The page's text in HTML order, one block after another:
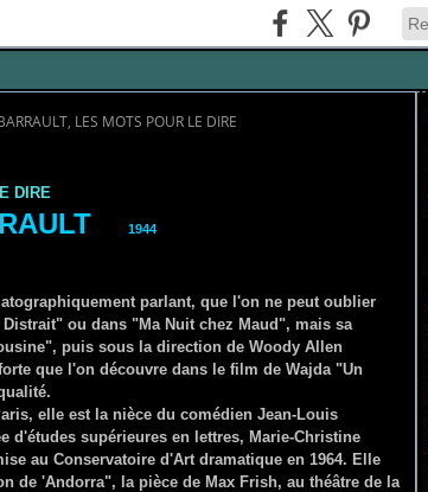
LES MOTS POUR LE DIRE
DIRE
1944
parlant, que l'on ne peut oublier
ou dans "Ma Nuit chez Maud", mais sa
puis sous la direction de Woody Allen
que l'on découvre dans le film de Wajda "Un
elle est la nièce du comédien Jean-Louis
d'études supérieures en lettres, Marie-Christine
au Conservatoire d'Art dramatique en 1964. Elle
de 'Andorra", la pièce de Max Frish, au théâtre de la